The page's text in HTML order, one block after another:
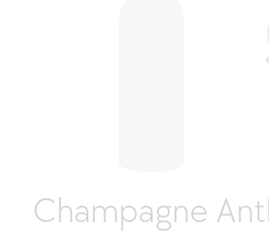
Champagne